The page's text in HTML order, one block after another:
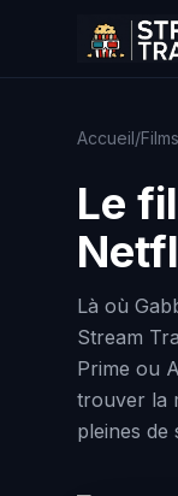
Accueil/Films
Le
Là où
Stream
Prime ou
trouver la
pleines de